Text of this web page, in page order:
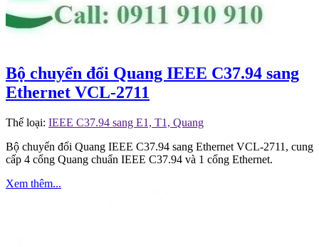
Bộ chuyển đổi Quang IEEE C37.94 sang
Ethernet VCL-2711
Thể loại: IEEE C37.94 sang E1, T1, Quang
Bộ chuyển đổi Quang IEEE C37.94 sang Ethernet VCL-2711, cung
cấp 4 cổng Quang chuẩn IEEE C37.94 và 1 cổng Ethernet.
Xem thêm...